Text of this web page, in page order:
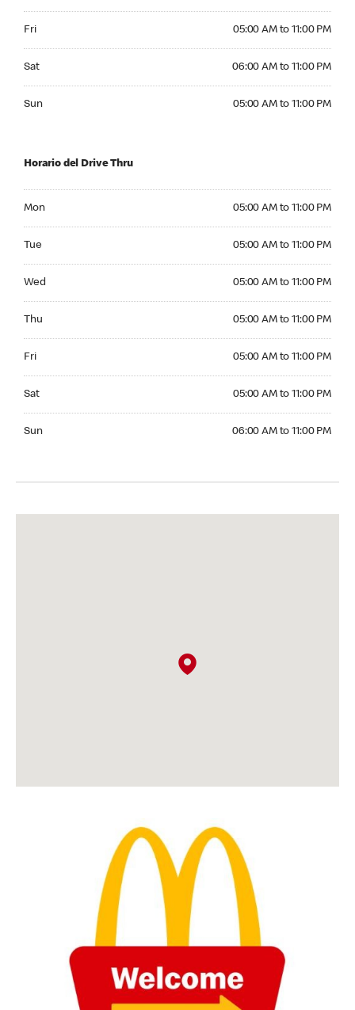
Fri 05:00 AM to 11:00 PM
Sat 06:00 AM to 11:00 PM
Sun 05:00 AM to 11:00 PM
Horario del Drive Thru
Mon 05:00 AM to 11:00 PM
Tue 05:00 AM to 11:00 PM
Wed 05:00 AM to 11:00 PM
Thu 05:00 AM to 11:00 PM
Fri 05:00 AM to 11:00 PM
Sat 05:00 AM to 11:00 PM
Sun 06:00 AM to 11:00 PM